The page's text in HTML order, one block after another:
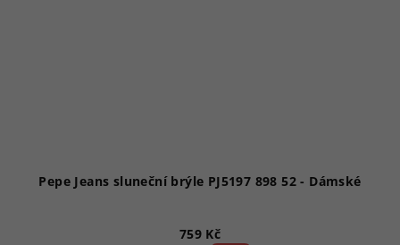
Pepe Jeans sluneční brýle PJ5197 898 52 - Dámské
759 Kč